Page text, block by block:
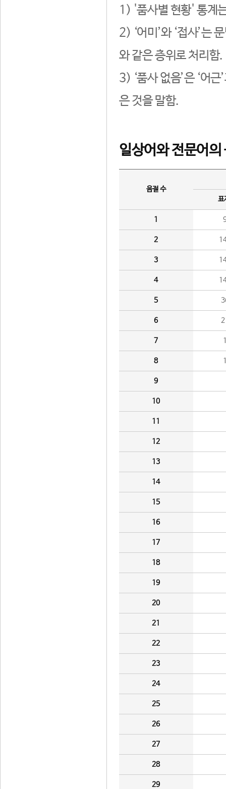
1) '품사별 현황' 통계
2) ‘어미’와 ‘접사’는
와 같은 층위로 처리함.
3) ‘품사 없음’은 ‘어
은 것을 말함.
일상어와 전문어의
음절 수
표
1
2
3
4
5
6
7
8
9
10
11
12
13
14
15
16
17
18
19
20
21
22
23
24
25
26
27
28
29